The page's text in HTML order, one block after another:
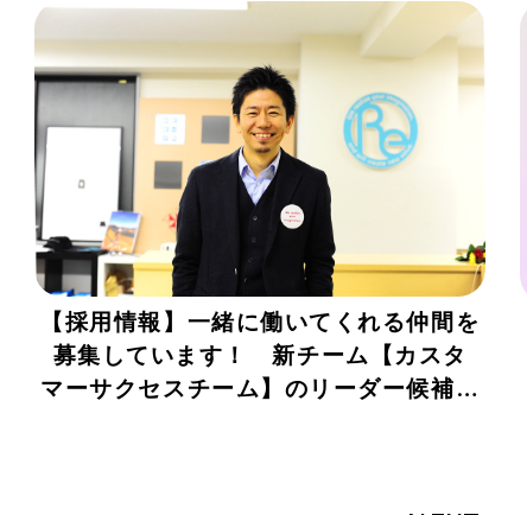
【採用情報】一緒に働いてくれる仲間を
募集しています！ 新チーム【カスタ
マーサクセスチーム】のリーダー候補募